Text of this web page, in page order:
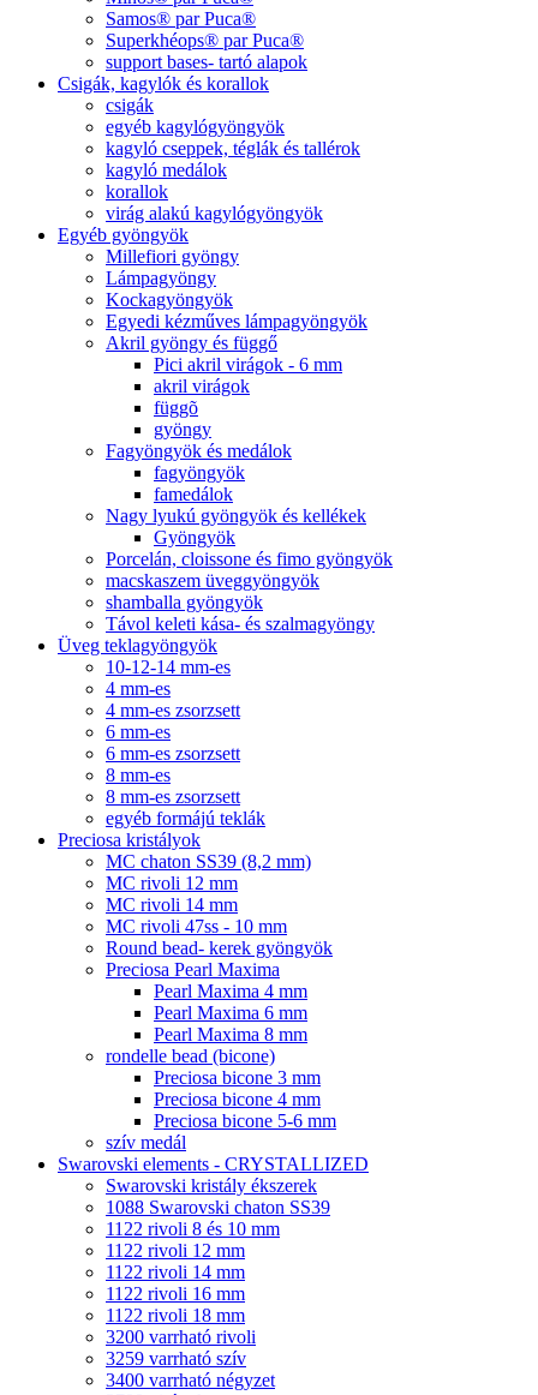
Samos® par Puca®
Superkhéops® par Puca®
support bases- tartó alapok
Csigák, kagylók és korallok
csigák
egyéb kagylógyöngyök
kagyló cseppek, téglák és tallérok
kagyló medálok
korallok
virág alakú kagylógyöngyök
Egyéb gyöngyök
Millefiori gyöngy
Lámpagyöngy
Kockagyöngyök
Egyedi kézműves lámpagyöngyök
Akril gyöngy és függő
Pici akril virágok - 6 mm
akril virágok
függõ
gyöngy
Fagyöngyök és medálok
fagyöngyök
famedálok
Nagy lyukú gyöngyök és kellékek
Gyöngyök
Porcelán, cloissone és fimo gyöngyök
macskaszem üveggyöngyök
shamballa gyöngyök
Távol keleti kása- és szalmagyöngy
Üveg teklagyöngyök
10-12-14 mm-es
4 mm-es
4 mm-es zsorzsett
6 mm-es
6 mm-es zsorzsett
8 mm-es
8 mm-es zsorzsett
egyéb formájú teklák
Preciosa kristályok
MC chaton SS39 (8,2 mm)
MC rivoli 12 mm
MC rivoli 14 mm
MC rivoli 47ss - 10 mm
Round bead- kerek gyöngyök
Preciosa Pearl Maxima
Pearl Maxima 4 mm
Pearl Maxima 6 mm
Pearl Maxima 8 mm
rondelle bead (bicone)
Preciosa bicone 3 mm
Preciosa bicone 4 mm
Preciosa bicone 5-6 mm
szív medál
Swarovski elements - CRYSTALLIZED
Swarovski kristály ékszerek
1088 Swarovski chaton SS39
1122 rivoli 8 és 10 mm
1122 rivoli 12 mm
1122 rivoli 14 mm
1122 rivoli 16 mm
1122 rivoli 18 mm
3200 varrható rivoli
3259 varrható szív
3400 varrható négyzet